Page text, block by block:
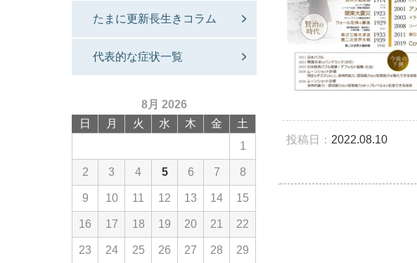
投稿日： 2022.08.10
たまに更新長生きコラム
代表的な症状一覧
8月 2026
日
月 火 水 木 金 土
1
2 3 4 5 6 7 8
9 10 11 12 13 14 15
16 17 18 19 20 21 22
23 24 25 26 27 28 29